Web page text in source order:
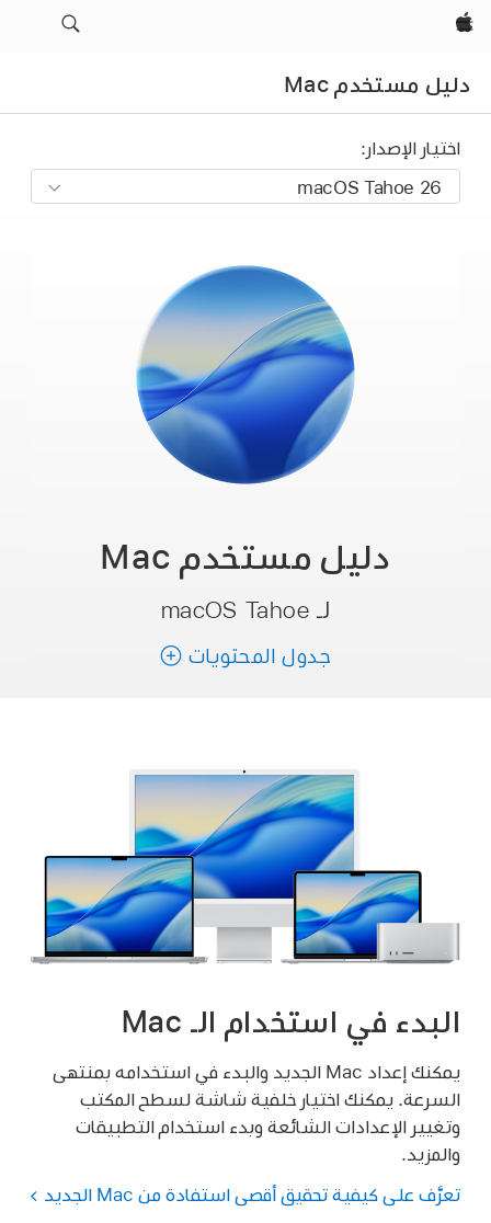
Apple‏
دليل مستخدم Mac
اختيار الإصدار:
دليل مستخدم
لـ macOS Tahoe
جدول المحتويات
البدء في استخدام الـ Mac
يمكنك إعداد Mac الجديد والبدء في استخدامه بمنتهى
السرعة. يمكنك اختيار خلفية شاشة لسطح المكتب
وتغيير الإعدادات الشائعة وبدء استخدام التطبيقات
والمزيد.
تعرَّف على كيفية تحقيق أقصى استفادة من Mac الجديد